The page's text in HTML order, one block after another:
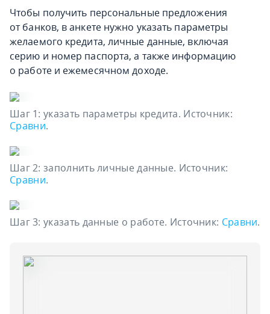
Чтобы получить персональные предложения
от банков, в анкете нужно указать параметры
желаемого кредита, личные данные, включая
серию и номер паспорта, а также информацию
о работе и ежемесячном доходе.
Шаг 1: указать параметры кредита. Источник:
Сравни.
Шаг 2: заполнить личные данные. Источник:
Сравни.
Шаг 3: указать данные о работе. Источник: Сравни.